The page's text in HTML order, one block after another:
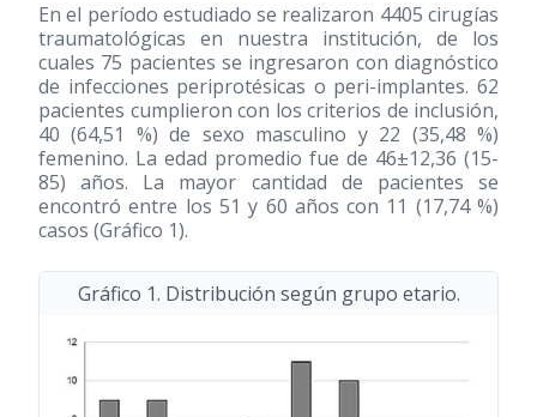
En el período estudiado se realizaron 4405 cirugías
traumatológicas en nuestra institución, de los
cuales 75 pacientes se ingresaron con diagnóstico
de infecciones periprotésicas o peri-implantes. 62
pacientes cumplieron con los criterios de inclusión,
40 (64,51 %) de sexo masculino y 22 (35,48 %)
femenino. La edad promedio fue de 46±12,36 (15-
85) años. La mayor cantidad de pacientes se
encontró entre los 51 y 60 años con 11 (17,74 %)
casos (Gráfico 1).
Gráfico 1. Distribución según grupo etario.